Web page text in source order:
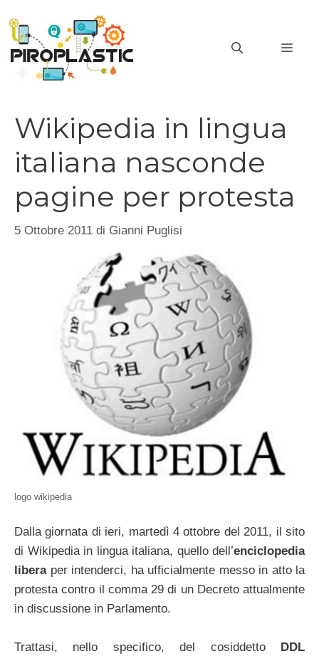
contenuto
Wikipedia in lingua
italiana nasconde
pagine per protesta
5 Ottobre 2011 di Gianni Puglisi
logo wikipedia
Dalla giornata di ieri, martedì 4 ottobre del 2011, il sito
di Wikipedia in lingua italiana, quello dell’enciclopedia
liberaper intenderci, ha ufficialmente messo in atto la
protesta contro il comma 29 di un Decreto attualmente
in discussione in Parlamento.
Trattasi, nello specifico, del cosiddetto
DDL